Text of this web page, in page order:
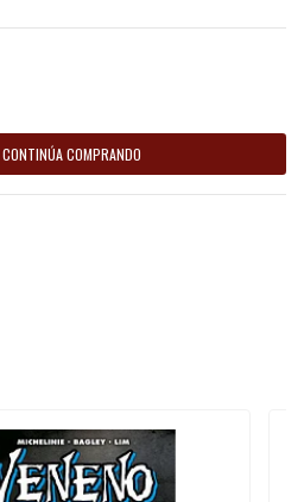
CONTINÚA COMPRANDO